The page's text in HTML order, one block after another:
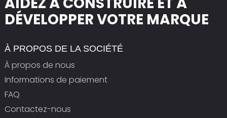
DÉVELOPPER VOTRE MARQUE
À PROPOS DE LA SOCIÉTÉ
À propos de nous
Informations de paiement
FAQ
Contactez-nous